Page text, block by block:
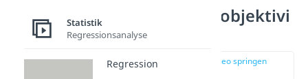
Durchführungsobjektivi
tät
zur Stelle im Video springen
Statistik
Regressionsanalyse
Regression